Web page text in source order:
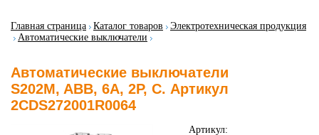
Главная страница Каталог товаров
Электротехническая продукция
Автоматические выключатели
Автоматические выключатели
S202M, ABB, 6А, 2P, C. Артикул
2CDS272001R0064
Артикул: